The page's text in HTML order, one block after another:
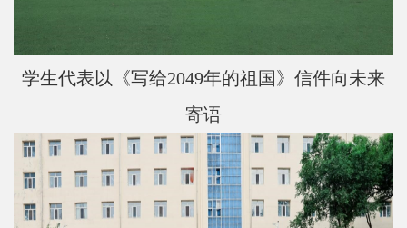
学生代表以《写给2049年的祖国》信件向未来
寄语